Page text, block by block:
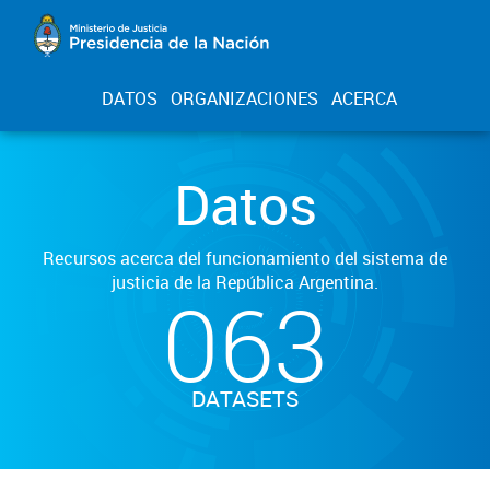
DATOS ORGANIZACIONES ACERCA
Datos
Recursos acerca del funcionamiento del sistema de
justicia de la República Argentina.
063
DATASETS